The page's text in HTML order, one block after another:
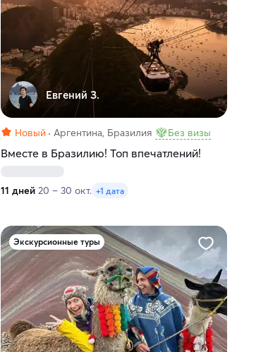
Евгений З.
Новый Аргентина, Бразилия Без визы
Вместе в Бразилию! Топ впечатлений!
11 дней 20 – 30 окт. +1 дата
Экскурсионные туры